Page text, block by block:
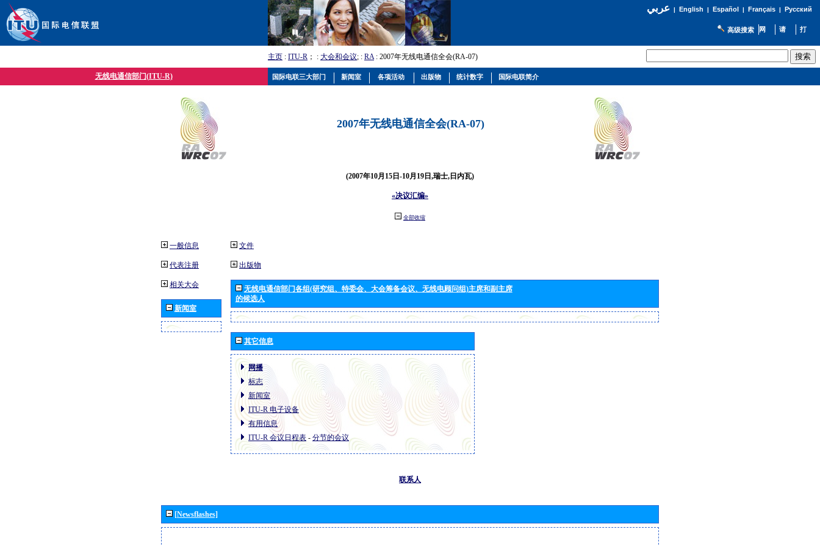
عربي| English | Español | Français| Русский
高级搜索
主页 : ITU-R ； : 大会和会议; : RA: 2007年无线电通信全会(RA-07)
无线电通信部门(ITU-R)
2007年无线电通信全会(RA-07)
(2007年10月15日-10月19日,瑞士,日内瓦)
«决议汇编»
全部收缩
一般信息
代表注册
相关大会
新闻室
文件
出版物
无线电通信部门各组(研究组、特委会、大会筹备会议、无线电顾问组)主席和副主席
的候选人
其它信息
网播
标志
新闻室
ITU-R 电子设备
有用信息
ITU-R 会议日程表 - 分节的会议
联系人
[Newsflashes]
国际电联三大部门 新闻室 各项活动 出版物 统计数字 国际电联简介